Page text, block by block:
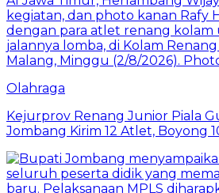
Olahraga
Kejurprov Renang Junior Piala
Jombang Kirim 12 Atlet, Boyong